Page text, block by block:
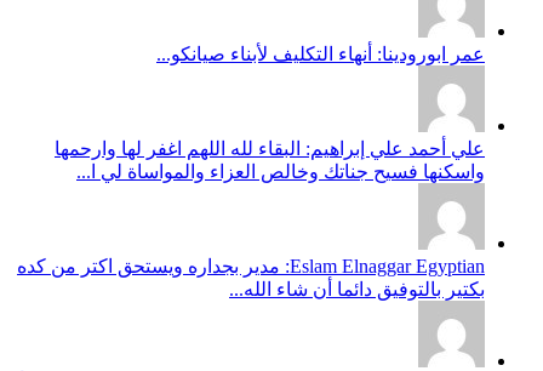
عمر ابورودينا: أنهاء التكليف لأبناء صيانكو...
علي أحمد علي إبراهيم: البقاء لله اللهم اغفر لها وارحمها
واسكنها فسيح جناتك وخالص العزاء والمواساة لي ا...
Eslam Elnaggar Egyptian: مدير بجداره ويستحق اكتر من كده
بكتير بالتوفيق دائما أن شاء الله...